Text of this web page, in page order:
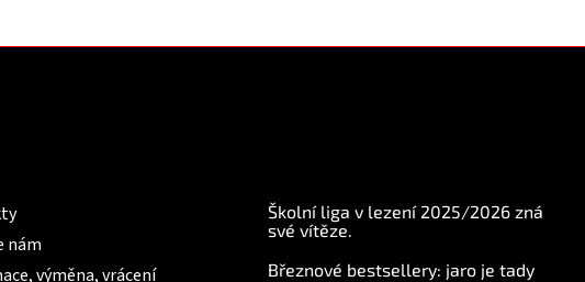
nám
výměna, vrácení
Školní liga v lezení 2025/2026 zná
své vítěze.
Březnové bestsellery: jaro je tady